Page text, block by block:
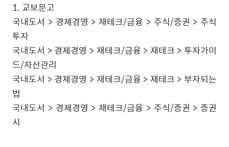
1. 교보문고
국내도서 > 경제경영 > 재테크/금융 > 주식/증권 > 주식
투자
국내도서 > 경제경영 > 재테크/금융 > 재테크 > 투자가이
드/자산관리
국내도서 > 경제경영 > 재테크/금융 > 재테크 > 부자되는
법
국내도서 > 경제경영 > 재테크/금융 > 주식/증권 > 증권
시